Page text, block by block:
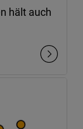
hält auch